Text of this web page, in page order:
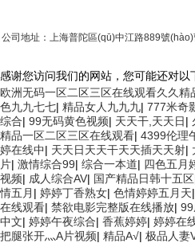
公司地址：上海普陀區(qū)中江路889號
感谢您访问我们的网站，您可能还对以
欧洲无码一区二区三区在线观看久久
色九九七七| 精品女人九九九| 777米奇
综合| 99无码黄色视频| 天天干,天天日|
精品一区二区三区在线观看| 4399伦理
婷在线中| 天天日天天干天天插天天射|
片| 激情综合99| 综合一本道| 四色五月
视频| 成人综合AV| 国产精品日韩十五区
情五月 | 婷婷丁香熟女| 色情婷婷五月天|
在线观看| 禁欲电影完整版在线播放|
中文| 婷婷午夜综合| 香蕉婷婷| 婷婷在
把腿张开灬A片视频| 精品A√| 极品人妻